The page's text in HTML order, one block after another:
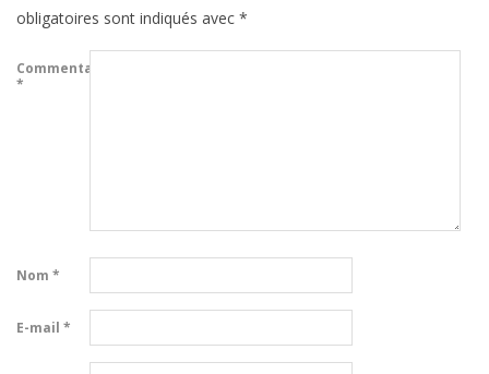
obligatoires sont indiqués avec *
Commentaire
*
Nom *
E-mail *